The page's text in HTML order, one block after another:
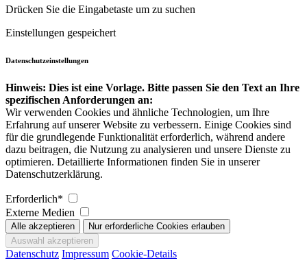
Drücken Sie die Eingabetaste um zu suchen
Einstellungen gespeichert
Datenschutzeinstellungen
Hinweis: Dies ist eine Vorlage. Bitte passen Sie den Text an Ihre
spezifischen Anforderungen an:
Wir verwenden Cookies und ähnliche Technologien, um Ihre
Erfahrung auf unserer Website zu verbessern. Einige Cookies sind
für die grundlegende Funktionalität erforderlich, während andere
dazu beitragen, die Nutzung zu analysieren und unsere Dienste zu
optimieren. Detaillierte Informationen finden Sie in unserer
Datenschutzerklärung.
Erforderlich*
Externe Medien
Datenschutz Impressum Cookie-Details